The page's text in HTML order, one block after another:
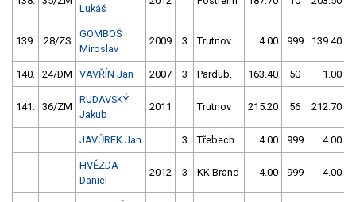
Lukáš
139. 28/ZS
GOMBOŠ
Miroslav
2009 3 Trutnov 4.00 999 139.40
140. 24/DM VAVŘÍN Jan 2007 3 Pardub. 163.40 50 1.00
141. 36/ZM
RUDAVSKÝ
Jakub
2011 Trutnov 215.20 56 212.70
JAVŮREK Jan 3 Třebech. 4.00 999 4.00
HVĚZDA
Daniel
2012 3 KK Brand 4.00 999 4.00